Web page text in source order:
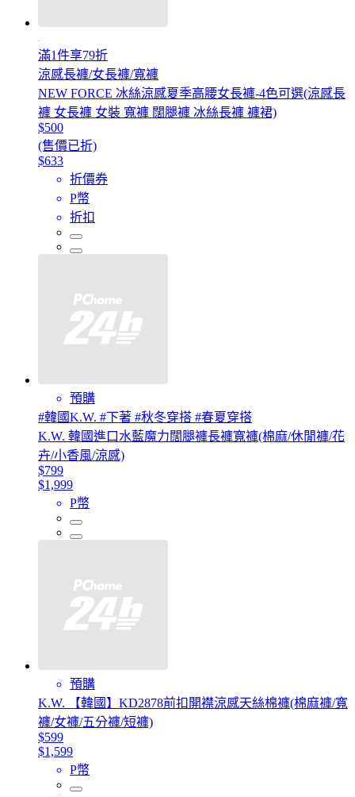
滿1件享79折
涼感長褲/女長褲/寬褲
NEW FORCE 冰絲涼感夏季高腰女長褲-4色可選(涼感長
褲 女長褲 女裝 寬褲 闊腿褲 冰絲長褲 褲裙)
$500
(售價已折)
$633
折價券
P幣
折扣
預購
#韓國K.W. #下著 #秋冬穿搭 #春夏穿搭
K.W. 韓國進口水藍魔力闊腿褲長褲寬褲(棉麻/休閒褲/花
卉/小香風/涼感)
$799
$1,999
P幣
預購
K.W. 【韓國】KD2878前扣開襟涼感天絲棉褲(棉麻褲/寬
褲/女褲/五分褲/短褲)
$599
$1,599
P幣